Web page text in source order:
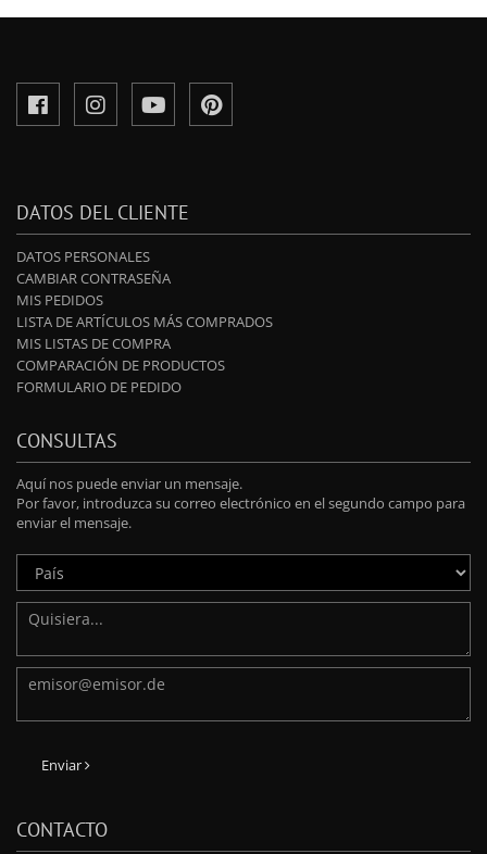
DATOS DEL CLIENTE
DATOS PERSONALES
CAMBIAR CONTRASEÑA
MIS PEDIDOS
LISTA DE ARTÍCULOS MÁS COMPRADOS
MIS LISTAS DE COMPRA
COMPARACIÓN DE PRODUCTOS
FORMULARIO DE PEDIDO
CONSULTAS
Aquí nos puede enviar un mensaje.
Por favor, introduzca su correo electrónico en el segundo campo para
enviar el mensaje.
Enviar
CONTACTO